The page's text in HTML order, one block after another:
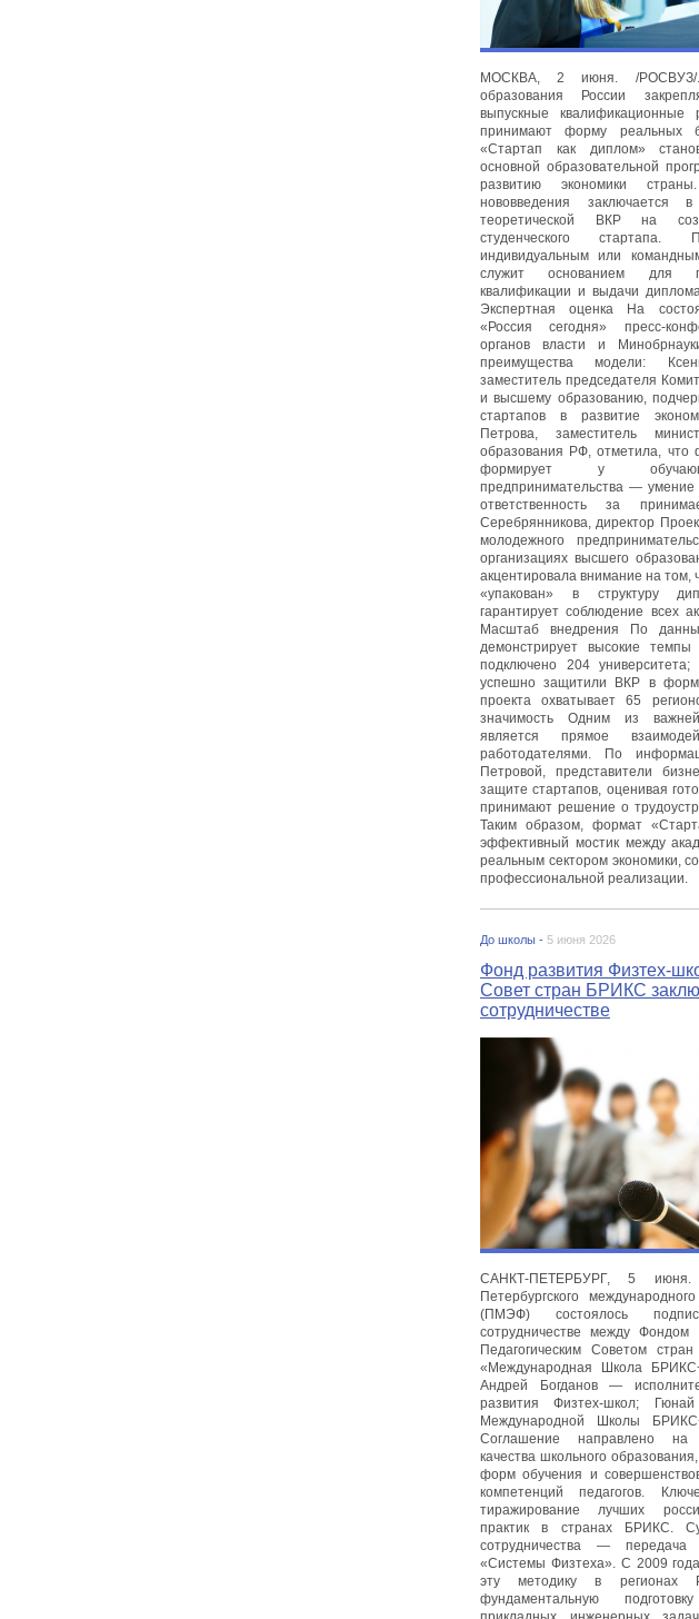
МОСКВА, 2 июня. /РОСВУЗ/
образования России
выпускные
принимают форму реальных
«Стартап как диплом»
основной образовательной
развитию экономики
нововведения заключается
теоретической ВКР на
студенческого
индивидуальным или
служит основанием для
квалификации и выдачи
Экспертная оценка На
«Россия сегодня» пресс-
органов власти и
преимущества модели:
заместитель председателя
и высшему образованию,
стартапов в развитие
Петрова, заместитель
образования РФ, отметила, что
формирует у
предпринимательства — умение
ответственность за
Серебрянникова, директор
молодежного
организациях высшего
акцентировала внимание на том,
«упакован» в структуру
гарантирует соблюдение всех
Масштаб внедрения По
демонстрирует высокие
подключено 204
успешно защитили ВКР в
проекта охватывает 65
значимость Одним из
является прямое
работодателями. По
Петровой, представители
защите стартапов, оценивая
принимают решение о
Таким образом, формат
эффективный мостик между
реальным сектором экономики,
профессиональной реализации.
До школы - 5 июня 2026
Фонд развития Физтех-
Совет стран БРИКС
сотрудничестве
САНКТ-ПЕТЕРБУРГ, 5
Петербургского
(ПМЭФ) состоялось
сотрудничестве между Фондом
Педагогическим Советом
«Международная Школа
Андрей Богданов —
развития Физтех-школ;
Международной Школы
Соглашение направлено на
качества школьного
форм обучения и
компетенций педагогов.
тиражирование лучших
практик в странах БРИКС.
сотрудничества —
«Системы Физтеха». С 2009
эту методику в регионах
фундаментальную